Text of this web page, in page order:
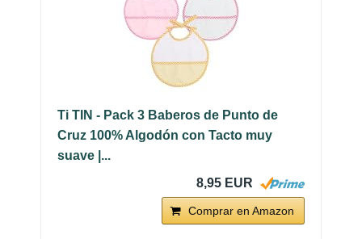
Ti TIN - Pack 3 Baberos de Punto de
Cruz 100% Algodón con Tacto muy
suave |...
8,95 EUR
Comprar en Amazon